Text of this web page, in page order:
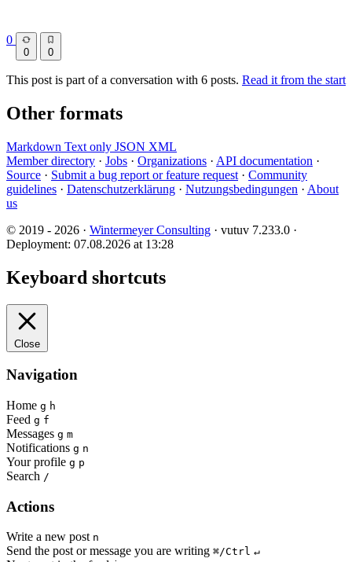
0
0 0
This post is part of a conversation with 6 posts. Read it from the start
Other formats
Markdown Text only JSON XML
Member directory · Jobs · Organizations · API documentation ·
Source · Submit a bug report or feature request · Community
guidelines · Datenschutzerklärung · Nutzungsbedingungen · About
us
© 2019 - 2026 · Wintermeyer Consulting · vutuv 7.233.0 ·
Deployment: 07.08.2026 at 13:28
Keyboard shortcuts
Close
Navigation
Home g h
Feed g f
Messages g m
Notifications g n
Your profile g p
Search /
Actions
Write a new post n
Send the post or message you are writing ⌘/Ctrl ↵